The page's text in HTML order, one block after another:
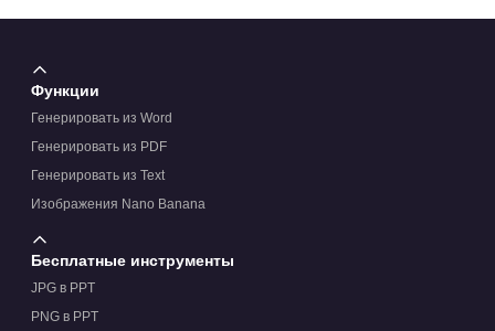
Функции
Генерировать из Word
Генерировать из PDF
Генерировать из Text
Изображения Nano Banana
Бесплатные инструменты
JPG в PPT
PNG в PPT